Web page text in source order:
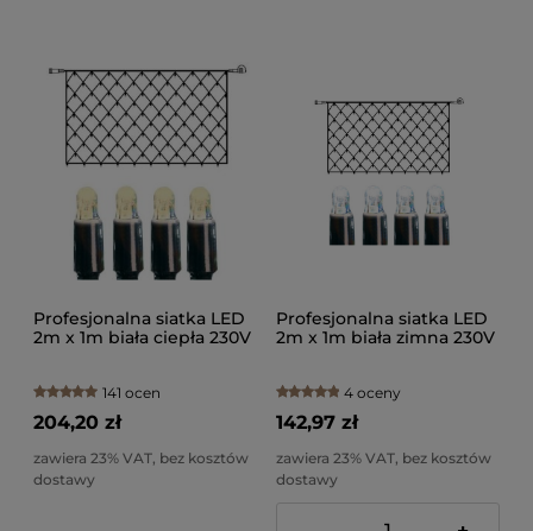
Profesjonalna siatka LED
2m x 1m biała ciepła 230V
141 ocen
204,20 zł
zawiera 23% VAT, bez kosztów
dostawy
Profesjonalna siatka LED
2m x 1m biała zimna 230V
4 oceny
142,97 zł
zawiera 23% VAT, bez kosztów
dostawy